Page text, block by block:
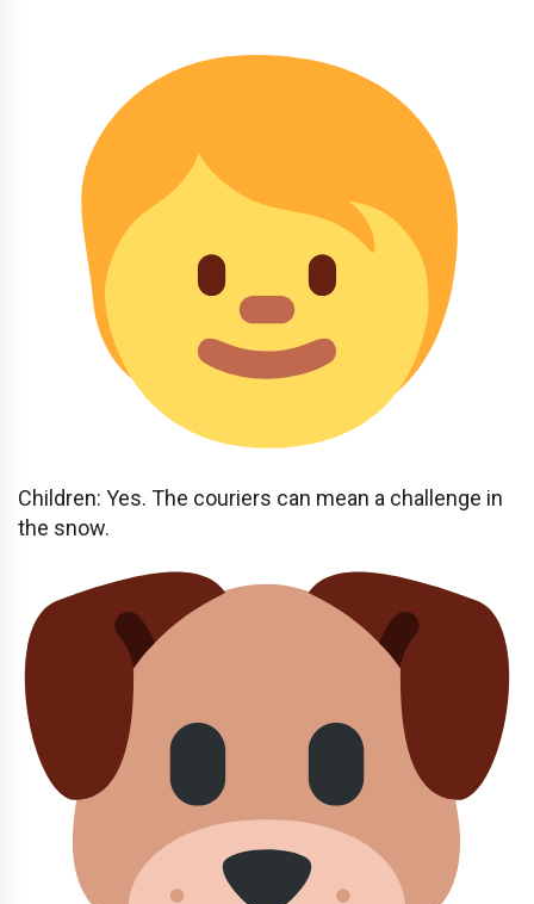
Children: Yes. The couriers can mean a challenge in
the snow.